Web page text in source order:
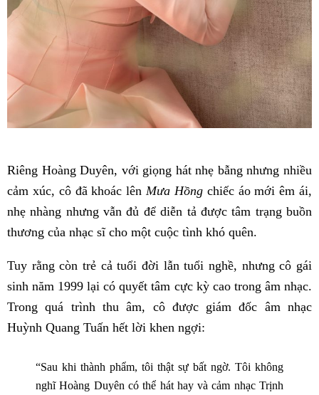
Riêng Hoàng Duyên, với giọng hát nhẹ bẫng nhưng nhiều
cảm xúc, cô đã khoác lên Mưa Hồngchiếc áo mới êm ái,
nhẹ nhàng nhưng vẫn đủ để diễn tả được tâm trạng buồn
thương của nhạc sĩ cho một cuộc tình khó quên.
Tuy rằng còn trẻ cả tuổi đời lẫn tuổi nghề, nhưng cô gái
sinh năm 1999 lại có quyết tâm cực kỳ cao trong âm nhạc.
Trong quá trình thu âm, cô được giám đốc âm nhạc
Huỳnh Quang Tuấn hết lời khen ngợi:
“Sau khi thành phẩm, tôi thật sự bất ngờ. Tôi không
nghĩ Hoàng Duyên có thể hát hay và cảm nhạc Trịnh